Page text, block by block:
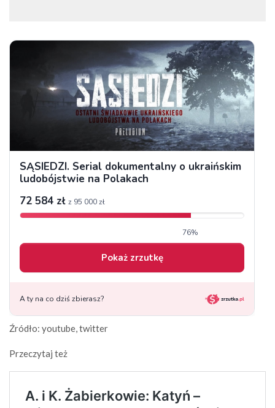
Źródło: youtube, twitter
Przeczytaj też